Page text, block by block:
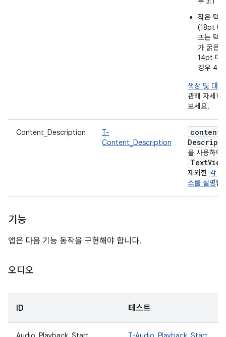
작은 텍
(18pt 미
또는 텍
가 굵은
14pt 미
경우
색상 및 대비
관해 자세히
보세요.
Content_Description
T-
Content_Description
content
을 사용하여
TextView
제외한 각 UI
소를 설명합
기능
앱은 다음 기능 동작을 구현해야 합니다.
오디오
ID 테스트